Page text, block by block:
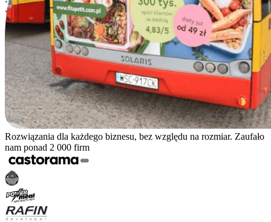
Rozwiązania dla każdego biznesu, bez względu na rozmiar. Zaufało
nam ponad 2 000 firm